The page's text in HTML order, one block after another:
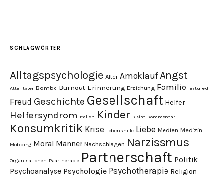
SCHLAGWÖRTER
Alltagspsychologie Alter Amoklauf Angst
Attentäter Bombe Burnout Erinnerung Erziehung Familie featured
Freud Geschichte Gesellschaft Helfer
Helfersyndrom Italien Kinder Kleist Kommentar
Konsumkritik Krise Lebenshilfe Liebe Medien Medizin
Mobbing Moral Männer Nachschlagen Narzissmus
Organisationen Paartherapie Partnerschaft Politik
Psychoanalyse Psychologie Psychotherapie Religion